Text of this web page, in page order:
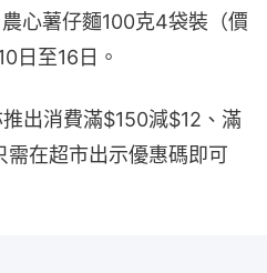
心薯仔麵100克4袋裝（價
日至16日。
出消費滿$150減$12、滿
在超市出示優惠碼即可